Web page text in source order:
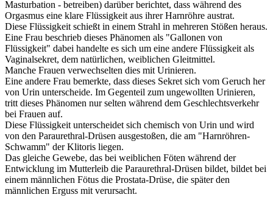
Masturbation - betreiben) darüber berichtet, dass während des
Orgasmus eine klare Flüssigkeit aus ihrer Harnröhre austrat.
Diese Flüssigkeit schießt in einem Strahl in mehreren Stößen heraus.
Eine Frau beschrieb dieses Phänomen als "Gallonen von
Flüssigkeit" dabei handelte es sich um eine andere Flüssigkeit als
Vaginalsekret, dem natürlichen, weiblichen Gleitmittel.
Manche Frauen verwechselten dies mit Urinieren.
Eine andere Frau bemerkte, dass dieses Sekret sich vom Geruch her
von Urin unterscheide. Im Gegenteil zum ungewollten Urinieren,
tritt dieses Phänomen nur selten während dem Geschlechtsverkehr
bei Frauen auf.
Diese Flüssigkeit unterscheidet sich chemisch von Urin und wird
von den Paraurethral-Drüsen ausgestoßen, die am "Harnröhren-
Schwamm" der Klitoris liegen.
Das gleiche Gewebe, das bei weiblichen Föten während der
Entwicklung im Mutterleib die Paraurethral-Drüsen bildet, bildet bei
einem männlichen Fötus die Prostata-Drüse, die später den
männlichen Erguss mit verursacht.